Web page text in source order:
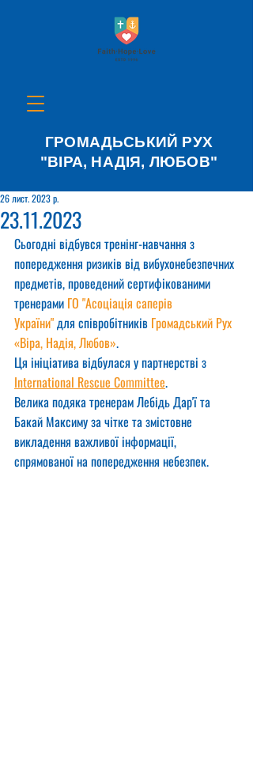
ГРОМАДЬСЬКИЙ РУХ
"ВІРА, НАДІЯ, ЛЮБОВ"
23.11.2023
26 лист. 2023 р.
Сьогодні відбувся тренінг-навчання з
попередження ризиків від вибухонебезпечних
предметів, проведений сертифікованими
тренерами ГО "Асоціація саперів
України" для співробітників Громадський Рух
«Віра, Надія, Любов».
Ця ініціатива відбулася у партнерстві з
International Rescue Committee.
Велика подяка тренерам Лебідь Дар'ї та
Бакай Максиму за чітке та змістовне
викладення важливої інформації,
спрямованої на попередження небезпек.